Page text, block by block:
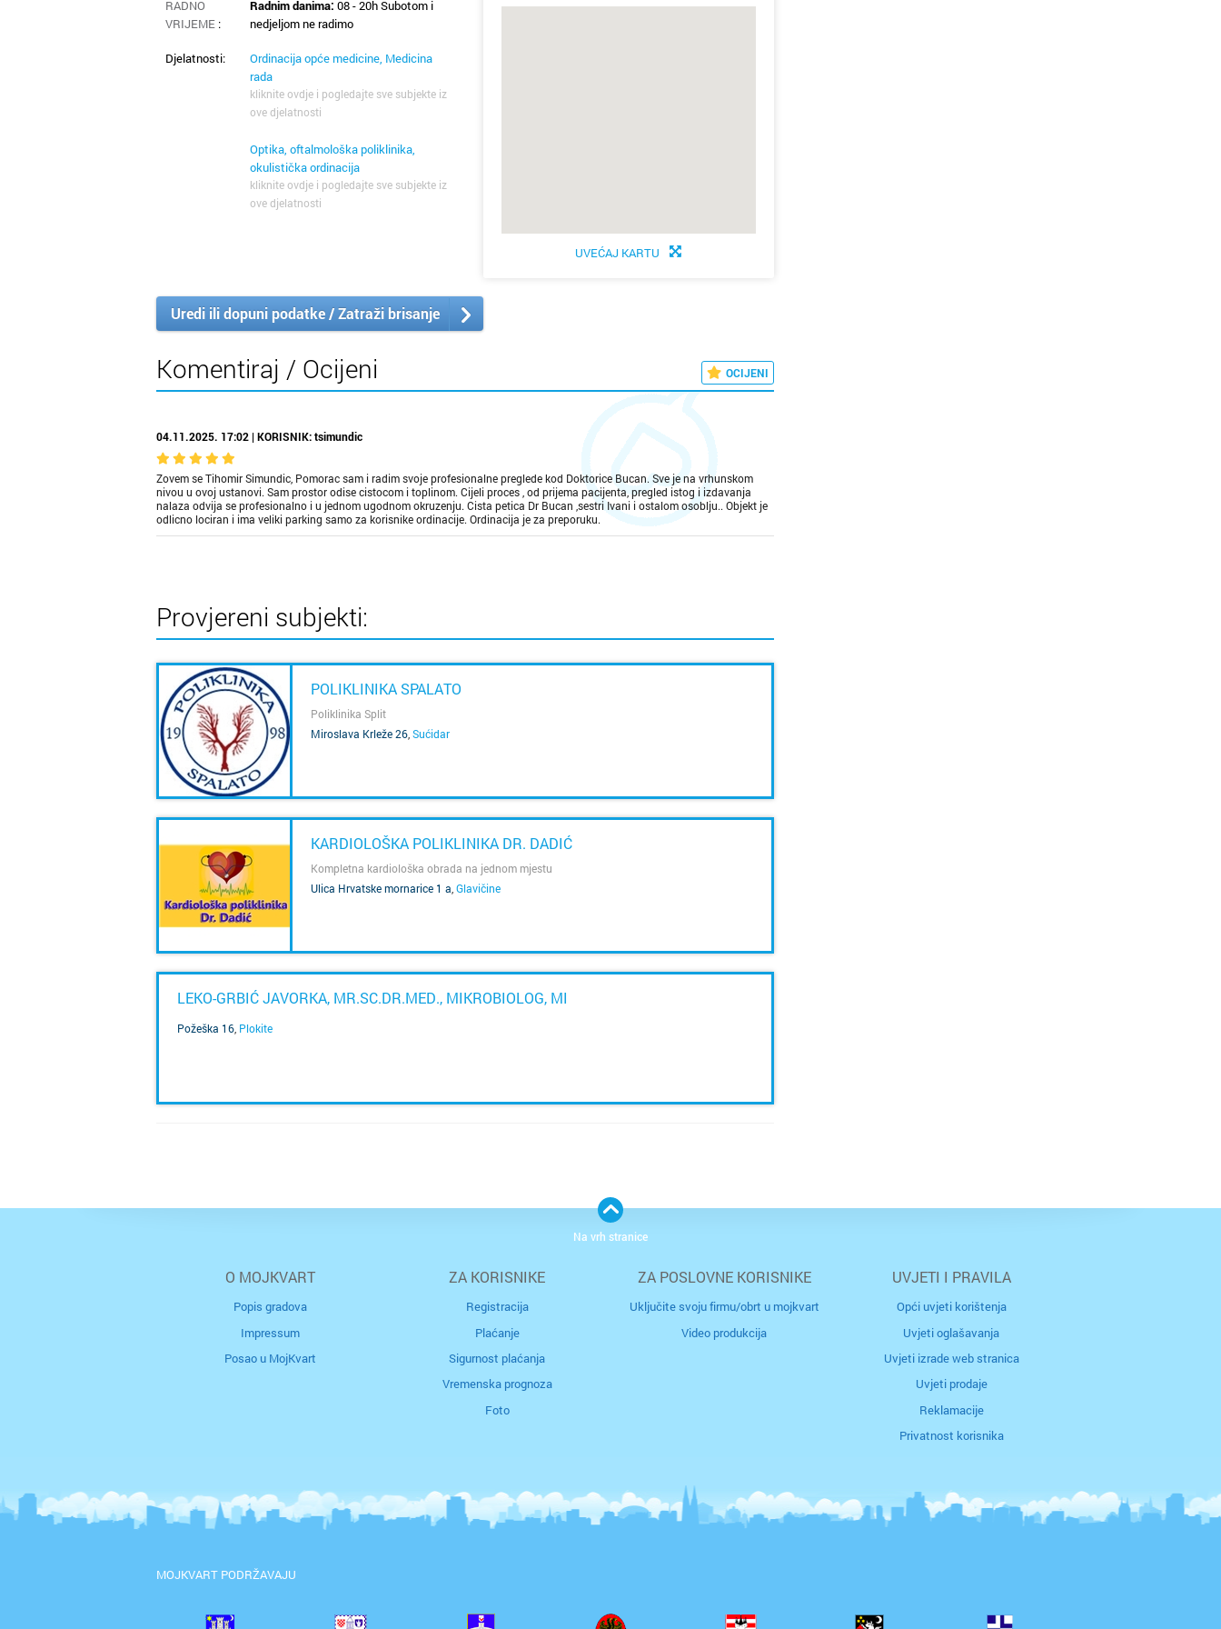
RADNO
VRIJEME :
Radnim danima: 08 - 20h Subotom i
nedjeljom ne radimo
Djelatnosti:
Ordinacija opće medicine, Medicina
rada
kliknite ovdje i pogledajte sve subjekte iz
ove djelatnosti
Optika, oftalmološka poliklinika,
okulistička ordinacija
kliknite ovdje i pogledajte sve subjekte iz
ove djelatnosti
UVEĆAJ KARTU
Uredi ili dopuni podatke / Zatraži brisanje
Komentiraj / Ocijeni OCIJENI
04.11.2025. 17:02 | KORISNIK: tsimundic
Zovem se Tihomir Simundic, Pomorac sam i radim svoje profesionalne preglede kod Doktorice Bucan. Sve je na vrhunskom
nivou u ovoj ustanovi. Sam prostor odise cistocom i toplinom. Cijeli proces , od prijema pacijenta, pregled istog i izdavanja
nalaza odvija se profesionalno i u jednom ugodnom okruzenju. Cista petica Dr Bucan ,sestri Ivani i ostalom osoblju.. Objekt je
odlicno lociran i ima veliki parking samo za korisnike ordinacije. Ordinacija je za preporuku.
Provjereni subjekti:
POLIKLINIKA SPALATO
Poliklinika Split
Miroslava Krleže 26 Sućidar
KARDIOLOŠKA POLIKLINIKA DR. DADIĆ
Kompletna kardiološka obrada na jednom mjestu
Ulica Hrvatske mornarice 1 a Glavičine
LEKO-GRBIĆ JAVORKA, MR.SC.DR.MED., MIKROBIOLOG, MI
Požeška 16 Plokite
O MOJKVART
Popis gradova
Impressum
Posao u MojKvart
ZA KORISNIKE
Registracija
Plaćanje
Sigurnost plaćanja
Vremenska prognoza
Foto
ZA POSLOVNE KORISNIKE
Uključite svoju firmu/obrt u mojkvart
Video produkcija
UVJETI I PRAVILA
Opći uvjeti korištenja
Uvjeti oglašavanja
Uvjeti izrade web stranica
Uvjeti prodaje
Reklamacije
Privatnost korisnika
MOJKVART PODRŽAVAJU
Na vrh stranice